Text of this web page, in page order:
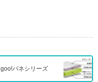
goo!パネシリーズ